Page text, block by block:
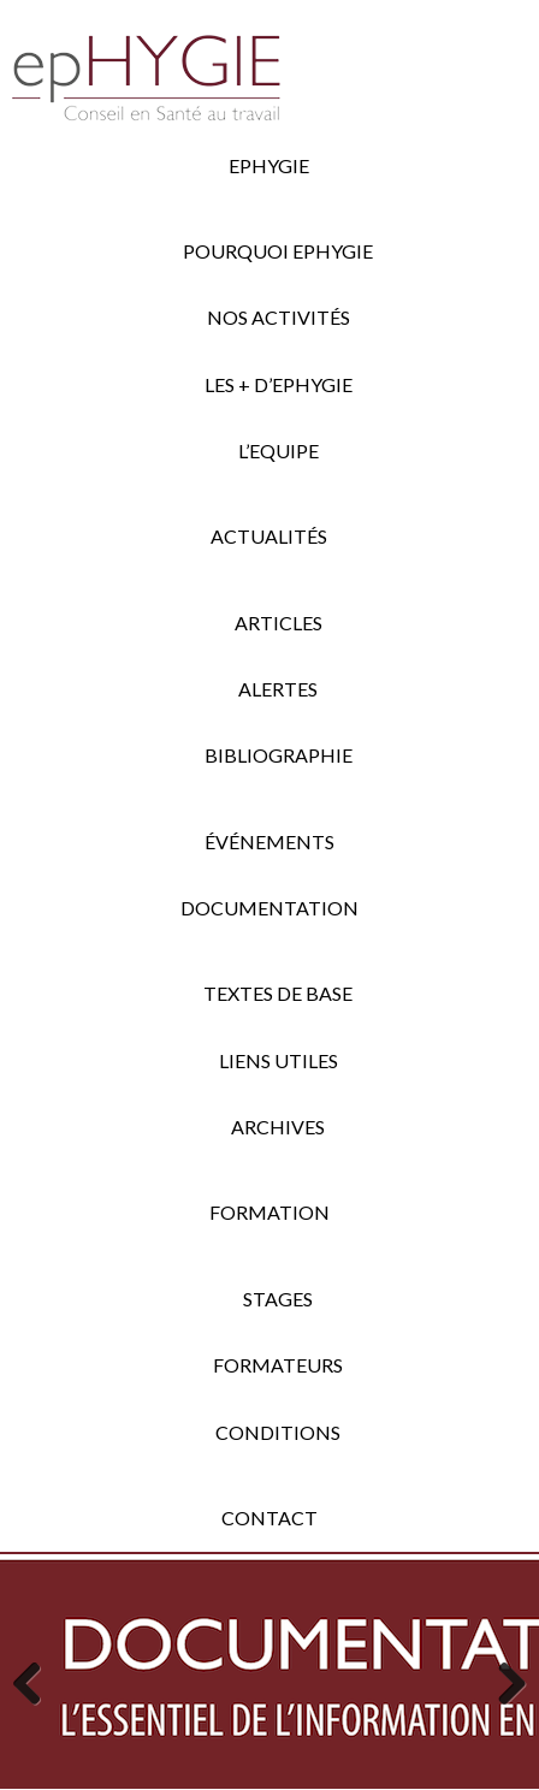
EPHYGIE
POURQUOI EPHYGIE
NOS ACTIVITÉS
LES + D’EPHYGIE
L’EQUIPE
ACTUALITÉS
ARTICLES
ALERTES
BIBLIOGRAPHIE
ÉVÉNEMENTS
DOCUMENTATION
TEXTES DE BASE
LIENS UTILES
ARCHIVES
FORMATION
STAGES
FORMATEURS
CONDITIONS
CONTACT
Previous Next